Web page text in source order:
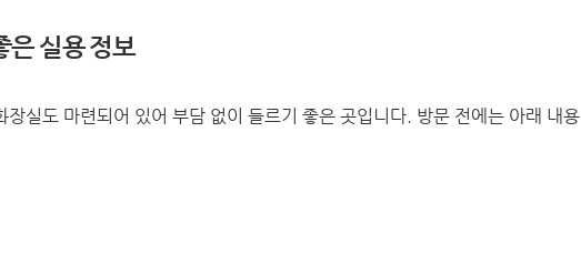
은 실용 정보
장실도 마련되어 있어 부담 없이 들르기 좋은 곳입니다. 방문 전에는 아래 내용